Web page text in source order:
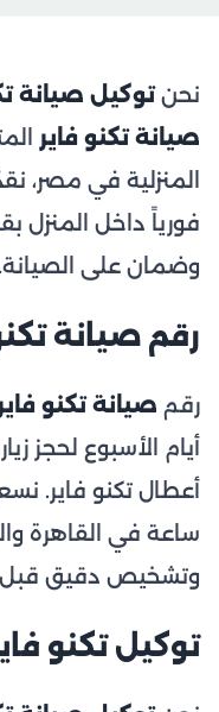
نحنتوكيل صيانة
صيانة تكنو فاير
المنزلية في مصر،
فورياً داخل المنزل
وضمان على
رقم صيانة تكنو
رقم صيانة تكنو فاير
أيام الأسبوع لحجز
ساعة في القاهرة
وتشخيص دقيق قبل
توكيل تكنو